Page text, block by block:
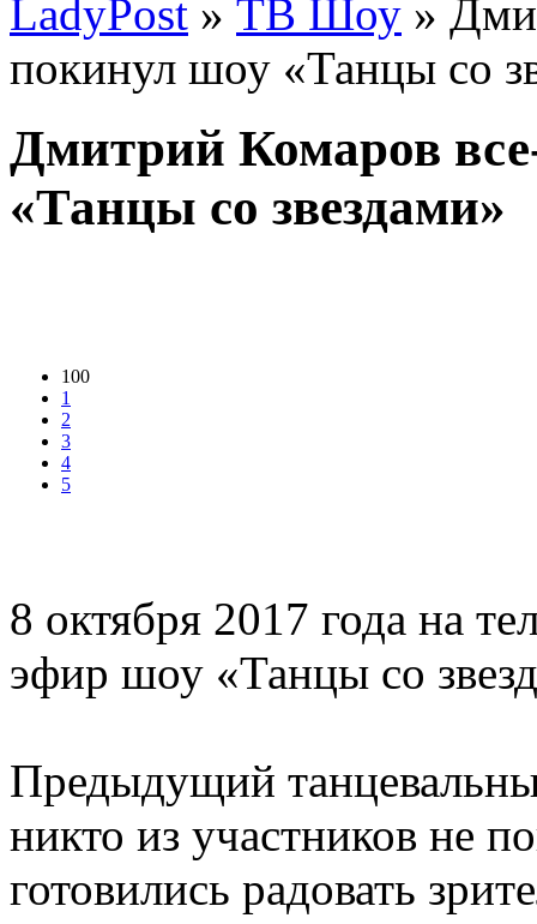
LadyPost » ТВ Шоу »
покинул шоу «Танцы со
Дмитрий Комаров
«Танцы со звездами»
100
1
2
3
4
5
8 октября 2017 года на
эфир шоу «Танцы со
Предыдущий
никто из участников не
готовились радовать